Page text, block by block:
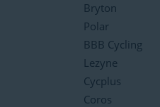
Bryton
Polar
BBB Cycling
Lezyne
Cycplus
Coros